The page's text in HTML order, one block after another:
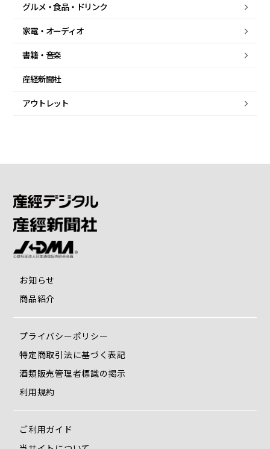
グルメ・食品・ ドリンク
家電・ オーディオ
書籍・音楽
産経新聞社
アウトレット
お知らせ
商品紹介
プライバシーポリシー
特定商取引法に基づく表記
酒類販売管理者標識の掲示
利用規約
ご利用ガイド